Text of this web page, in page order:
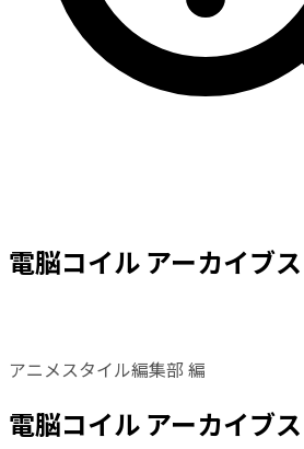
電脳コイル アーカイブス
アニメスタイル編集部 編
電脳コイル アーカイブス